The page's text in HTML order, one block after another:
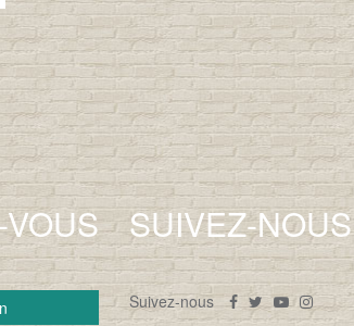
SUIVEZ-NOUS
Suivez-nous